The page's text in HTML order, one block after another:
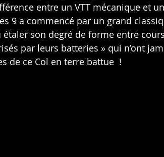
entre un VTT mécanique et
9 a commencé par un grand
étaler son degré de forme entre
par leurs batteries » qui n’ont
de ce Col en terre battue  !